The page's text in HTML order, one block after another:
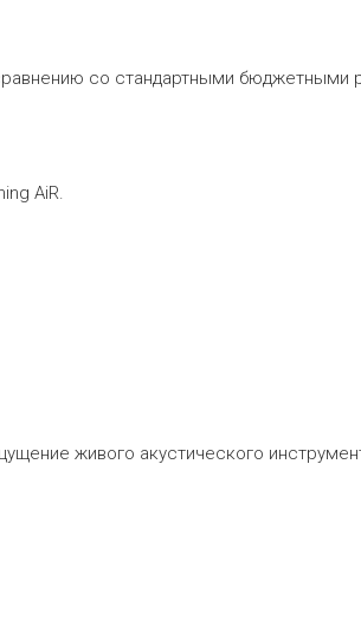
со стандартными бюджетными
AiR.
живого акустического